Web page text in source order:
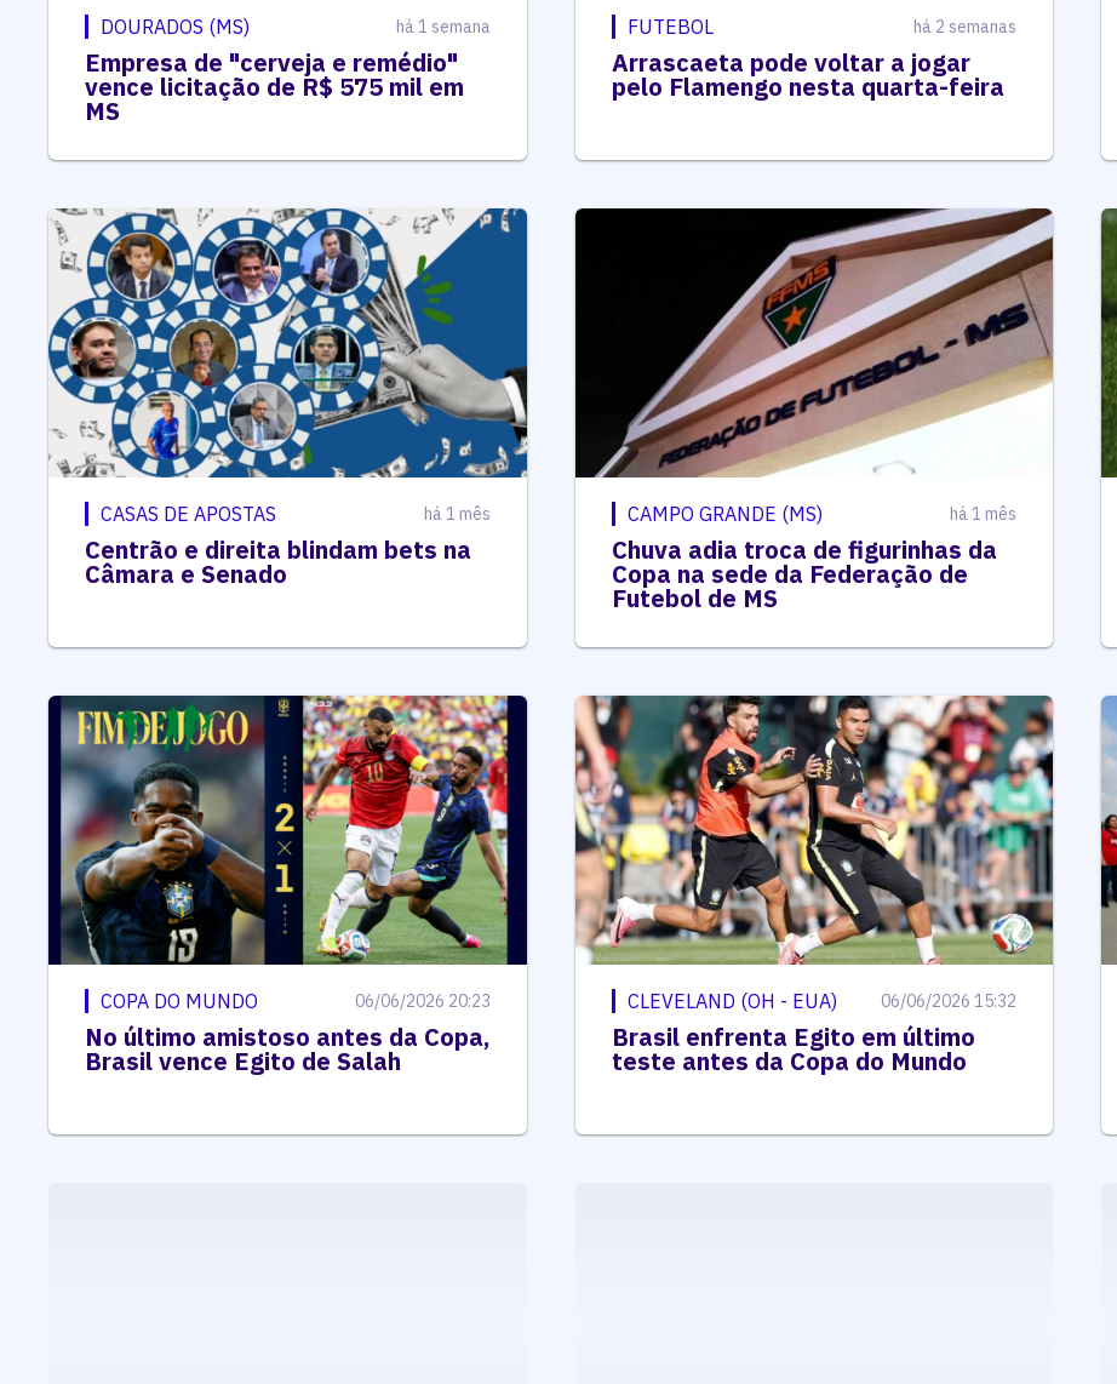
DOURADOS (MS) há 1 semana
Empresa de "cerveja e remédio"
vence licitação de R$ 575 mil em
MS
FUTEBOL há 2 semanas
Arrascaeta pode voltar a jogar
pelo Flamengo nesta quarta-feira
CASAS DE APOSTAS há 1 mês
Centrão e direita blindam bets na
Câmara e Senado
CAMPO GRANDE (MS) há 1 mês
Chuva adia troca de figurinhas da
Copa na sede da Federação de
Futebol de MS
COPA DO MUNDO 06/06/2026 20:23
No último amistoso antes da Copa,
Brasil vence Egito de Salah
CLEVELAND (OH - EUA) 06/06/2026 15:32
Brasil enfrenta Egito em último
teste antes da Copa do Mundo